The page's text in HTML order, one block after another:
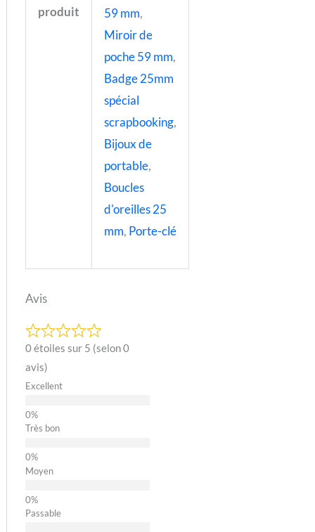
produit
59 mm,
Miroir de
poche 59 mm,
Badge 25mm
spécial
scrapbooking,
Bijoux de
portable,
Boucles
d'oreilles 25
mm, Porte-clé
Avis
0 étoiles sur 5 (selon 0
avis)
Excellent
Très bon
Moyen
Passable